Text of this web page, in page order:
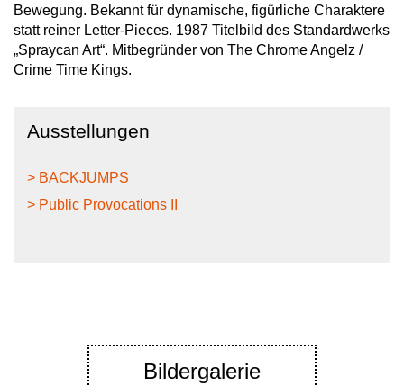
Bewegung. Bekannt für dynamische, figürliche Charaktere
statt reiner Letter-Pieces. 1987 Titelbild des Standardwerks
„Spraycan Art“. Mitbegründer von The Chrome Angelz /
Crime Time Kings.
Ausstellungen
> BACKJUMPS
> Public Provocations II
Bildergalerie